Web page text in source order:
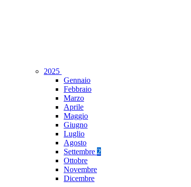
2025
Gennaio
Febbraio
Marzo
Aprile
Maggio
Giugno
Luglio
Agosto
Settembre 2
Ottobre
Novembre
Dicembre